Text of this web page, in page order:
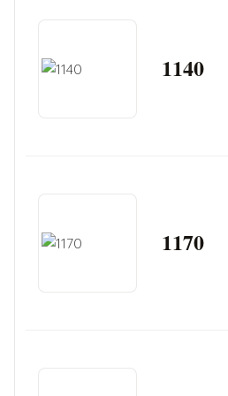
1140
1170